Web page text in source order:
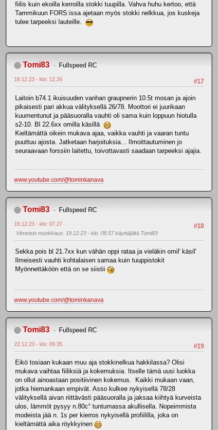
fiilis kuin ekoilla kerroilla stokki tuupilla. Vahva huhu kertoo, että
Tammikuun FORS:issa ajetaan myös stokki nelkkua, jos kuskeja
tulee tarpeeksi lauteille.
Tomi83 Fullspeed RC
#17
18.12.23 - klo: 12.26
Laitoin b74.1 ikuisuuden vanhan graupnerin 10.5t mosan ja ajoin
pikaisesti pari akkua välityksellä 26/78. Moottori ei juurikaan
kuumentunut ja pääsuoralla vauhti oli sama kuin loppuun hiotulla
s2-10. Bl 22.6xx omilla käsillä
Kieltämättä oikein mukava ajaa, vaikka vauhti ja vaaran tuntu
puuttuu ajosta. Jatketaan harjoituksia... Ilmoittautuminen jo
seuraavaan forssiin laitettu, toivottavasti saadaan tarpeeksi ajajia.
www.youtube.com/@tominkanava
Tomi83 Fullspeed RC
#18
19.12.23 - klo: 07.27
Viimeisin muokkaus: 19.12.23 - klo: 08.57 käyttäjältä Tomi83
Sekka pois bl 21.7xx kun vähän oppi rataa ja vieläkin omil' käsil'
Ilmeisesti vauhti kohtalaisen samaa kuin tuuppistokit
Myönnettäköön että on se siistii
www.youtube.com/@tominkanava
Tomi83 Fullspeed RC
#19
22.12.23 - klo: 09.35
Eikö tosiaan kukaan muu aja stokkinelkua hakkilassa? Olisi
mukava vaihtaa fiiliksiä ja kokemuksia. Itselle tämä uusi luokka
on ollut ainoastaan positiivinen kokemus. Kaikki mukaan vaan,
jotka hiemankaan empivät. Asso kulkee nykyisellä 78/28
välityksellä aivan riittävästi pääsuoralla ja jaksaa kiihtyä kurveista
ulos, lämmöt pysyy n.80c° tuntumassa akullisella. Nopeimmista
modeista jää n. 1s per kierros nykyisellä profiililla, joka on
kieltämättä aika röykkyinen